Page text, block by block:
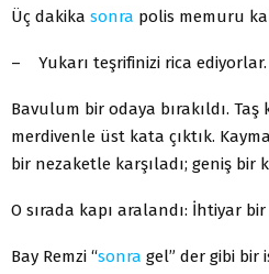
Üç dakika sonra polis memuru
– Yukarı teşrifinizi rica ediyorlar.
Bavulum bir odaya bırakıldı.
merdivenle üst kata çıktık.
bir nezaketle karşıladı; geniş bir
O sırada kapı aralandı: İhtiyar
Bay Remzi “sonra gel” der gibi bir